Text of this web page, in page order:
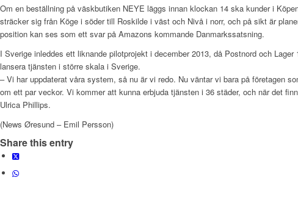
Om en beställning på väskbutiken NEYE läggs innan klockan 14 ska kunder i
sträcker sig från Köge i söder till Roskilde i väst och Nivå i norr, och på sikt är
position kan ses som ett svar på Amazons kommande Danmarkssatsning.
I Sverige inleddes ett liknande pilotprojekt i december 2013, då Postnord och
lansera tjänsten i större skala i Sverige.
– Vi har uppdaterat våra system, så nu är vi redo. Nu väntar vi bara på företagen
om ett par veckor. Vi kommer att kunna erbjuda tjänsten i 36 städer, och när det
Ulrica Phillips.
(News Øresund – Emil Persson)
Share this entry